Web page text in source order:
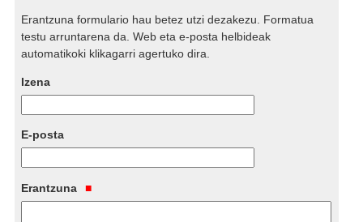
Erantzuna formulario hau betez utzi dezakezu. Formatua
testu arruntarena da. Web eta e-posta helbideak
automatikoki klikagarri agertuko dira.
Izena
E-posta
Erantzuna